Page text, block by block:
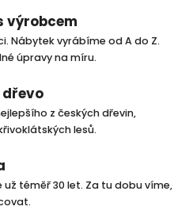
výrobcem
Nábytek vyrábíme od A do Z.
úpravy na míru.
dřevo
z českých dřevin,
lesů.
už téměř 30 let. Za tu dobu víme,